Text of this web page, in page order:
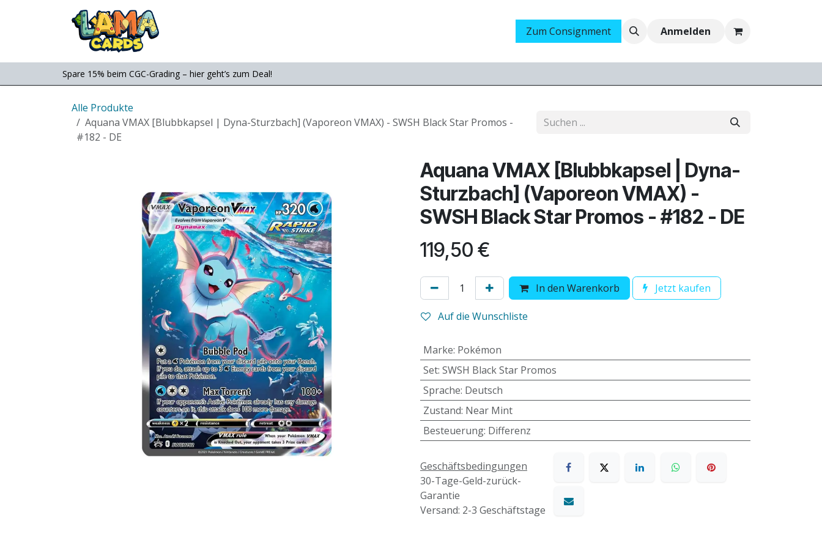
Zum Inhalt springen
Messen Ankauf Jobs
Zum Consignment Anmelden
Spare 15% beim CGC-Grading – hier geht’s zum Deal!
Alle Produkte
Aquana VMAX [Blubbkapsel | Dyna-Sturzbach] (Vaporeon VMAX) - SWSH Black Star Promos -
#182 - DE
Aquana VMAX [Blubbkapsel | Dyna-
Sturzbach] (Vaporeon VMAX) -
SWSH Black Star Promos - #182 - DE
119,50 €
In den Warenkorb Jetzt kaufen
Auf die Wunschliste
Marke: Pokémon
Set: SWSH Black Star Promos
Sprache: Deutsch
Zustand: Near Mint
Besteuerung: Differenz
Geschäftsbedingungen
30-Tage-Geld-zurück-
Garantie
Versand: 2-3 Geschäftstage